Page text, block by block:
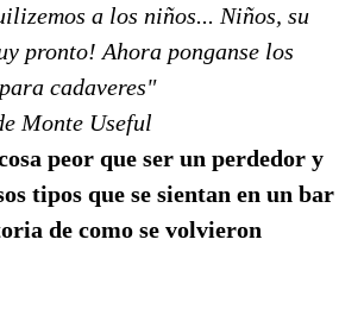
a los niños... Niños, su
pronto! Ahora ponganse los
cadaveres"
Monte Useful
peor que ser un perdedor y
tipos que se sientan en un bar
de como se volvieron